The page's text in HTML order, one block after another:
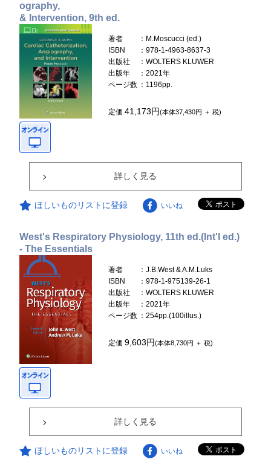
ography,
& Intervention, 9th ed.
著者
：M.Moscucci (ed.)
ISBN
：978-1-4963-8637-3
出版社
：WOLTERS KLUWER
出版年
：2021年
ページ数 ：1196pp.
定価41,173円(本体37,430円 ＋ 税)
詳しく見る
ほしいものリストに登録 いいね
West's Respiratory Physiology, 11th ed.(Int'l ed.)
- The Essentials
著者
：J.B.West & A.M.Luks
ISBN
：978-1-975139-26-1
出版社
：WOLTERS KLUWER
出版年
：2021年
ページ数 ：254pp.(100illus.)
定価9,603円(本体8,730円 ＋ 税)
詳しく見る
ほしいものリストに登録 いいね